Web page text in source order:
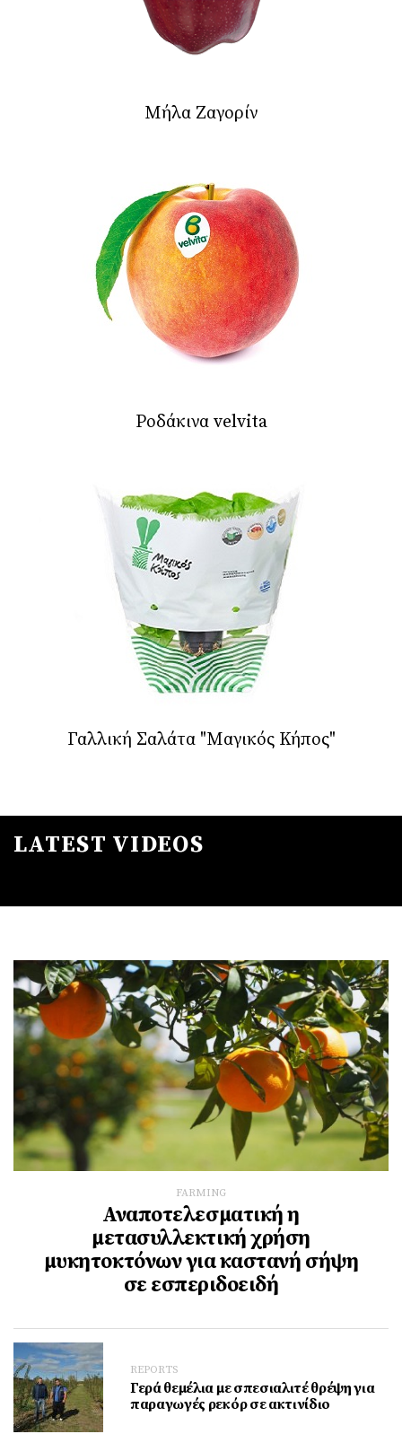
Μήλα Ζαγορίν
Ροδάκινα velvita
Γαλλική Σαλάτα "Μαγικός Κήπος"
LATEST VIDEOS
FARMING
Αναποτελεσματική η
μετασυλλεκτική χρήση
μυκητοκτόνων για καστανή σήψη
σε εσπεριδοειδή
REPORTS
Γερά θεμέλια με σπεσιαλιτέ θρέψη για
παραγωγές ρεκόρ σε ακτινίδιο